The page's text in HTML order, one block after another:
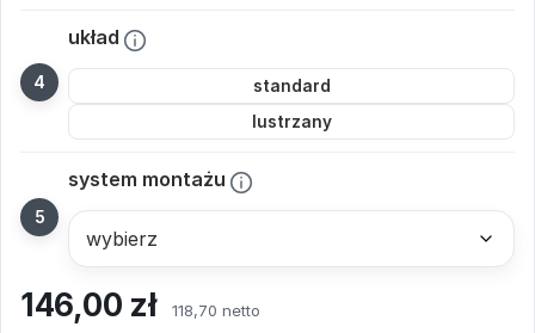
układ
standard
lustrzany
system montażu
146,00 zł 118,70 netto